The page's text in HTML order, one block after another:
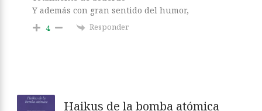
Y además con gran sentido del humor,
4 Responder
Haikus de la bomba atómica